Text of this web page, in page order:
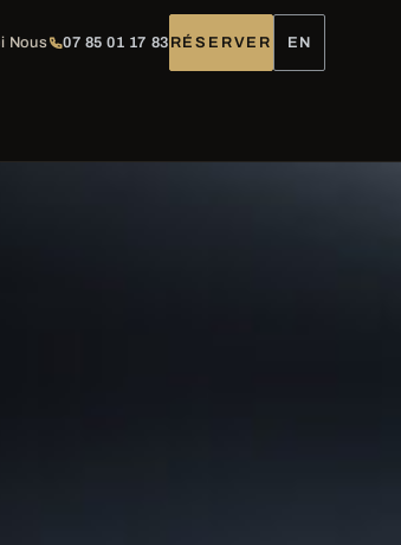
Nous 07 85 01 17 83 RÉSERVER EN